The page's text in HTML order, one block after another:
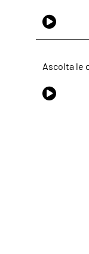
Ascolta le